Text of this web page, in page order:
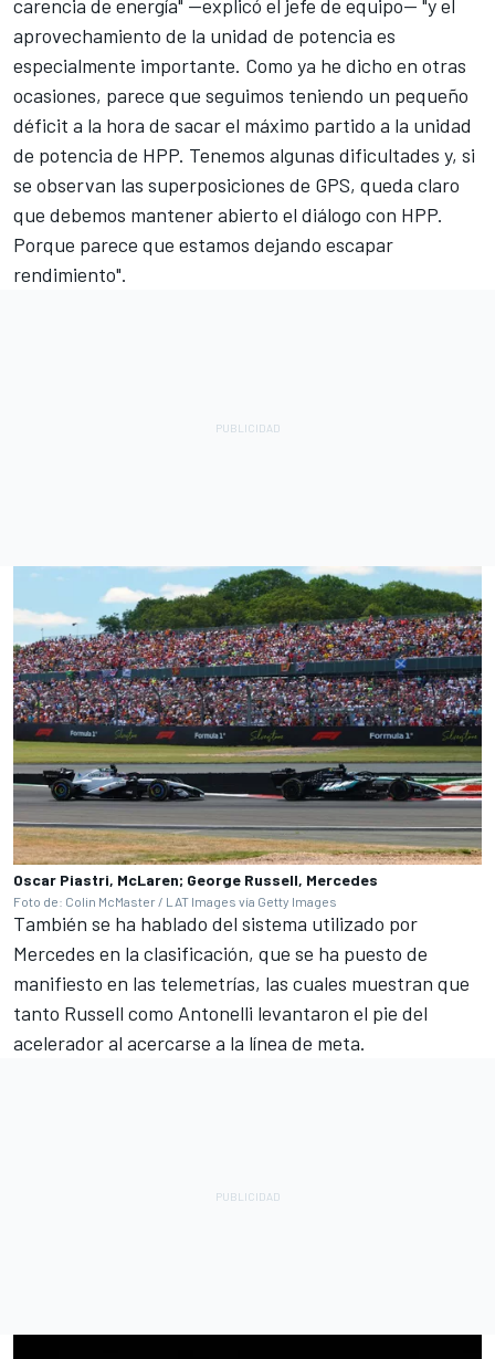
carencia de energía" —explicó el jefe de equipo— "y el
aprovechamiento de la unidad de potencia es
especialmente importante. Como ya he dicho en otras
ocasiones, parece que seguimos teniendo un pequeño
déficit a la hora de sacar el máximo partido a la unidad
de potencia de HPP. Tenemos algunas dificultades y, si
se observan las superposiciones de GPS, queda claro
que debemos mantener abierto el diálogo con HPP.
Porque parece que estamos dejando escapar
rendimiento".
Oscar Piastri, McLaren; George Russell, Mercedes
Foto de: Colin McMaster / LAT Images vía Getty Images
También se ha hablado del sistema utilizado por
Mercedes en la clasificación, que se ha puesto de
manifiesto en las telemetrías, las cuales muestran que
tanto Russell como Antonelli levantaron el pie del
acelerador al acercarse a la línea de meta.